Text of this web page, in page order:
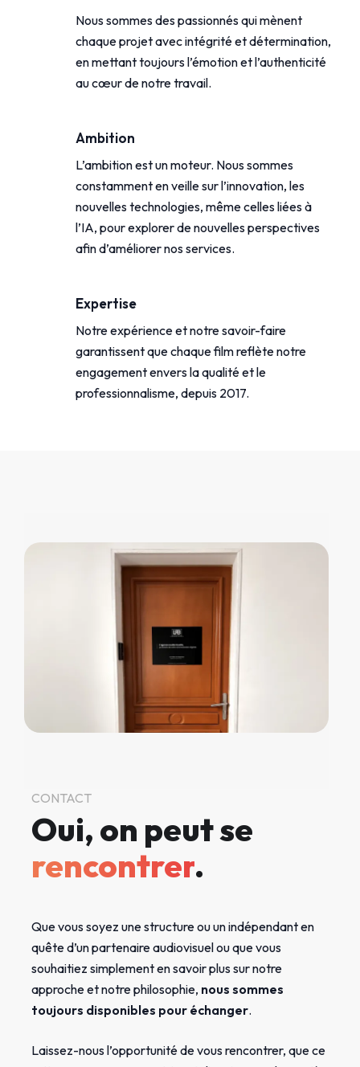
Nous sommes des passionnés qui mènent
chaque projet avec intégrité et détermination,
en mettant toujours l’émotion et l’authenticité
au cœur de notre travail.
Ambition
L’ambition est un moteur. Nous sommes
constamment en veille sur l’innovation, les
nouvelles technologies, même celles liées à
l’IA, pour explorer de nouvelles perspectives
afin d’améliorer nos services.
Expertise
Notre expérience et notre savoir-faire
garantissent que chaque film reflète notre
engagement envers la qualité et le
professionnalisme, depuis 2017.
CONTACT
Oui, on peut se
rencontrer.
Que vous soyez une structure ou un indépendant en
quête d’un partenaire audiovisuel ou que vous
souhaitiez simplement en savoir plus sur notre
approche et notre philosophie, nous sommes
toujours disponibles pour échanger.
Laissez-nous l’opportunité de vous rencontrer, que ce